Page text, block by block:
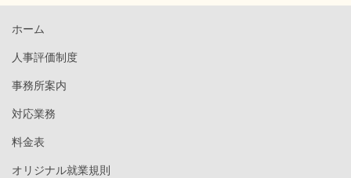
ホーム
人事評価制度
事務所案内
対応業務
料金表
オリジナル就業規則